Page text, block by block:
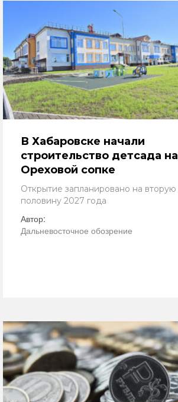
В Хабаровске начали
строительство детсада на
Ореховой сопке
Открытие запланировано на вторую
половину 2027 года
Автор:
Дальневосточное обозрение